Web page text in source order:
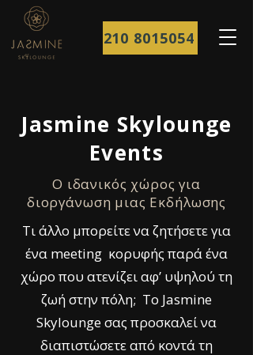
210 8015054
Jasmine Skylounge
Events
Ο ιδανικός χώρος για
διοργάνωση μιας Εκδήλωσης
Τι άλλο μπορείτε να ζητήσετε για
ένα meeting κορυφής παρά ένα
χώρο που ατενίζει αφ’ υψηλού τη
ζωή στην πόλη; To Jasmine
Skylounge σας προσκαλεί να
διαπιστώσετε από κοντά τη